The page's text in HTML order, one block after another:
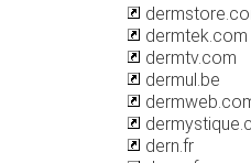
dermtek.com
dermtv.com
dermul.be
dern.fr